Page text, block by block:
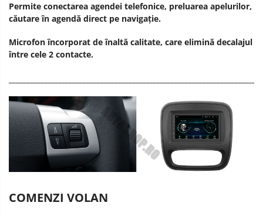
Permite conectarea agendei telefonice, preluarea apelurilor,
căutare în agendă direct pe navigație.
Microfon încorporat de înaltă calitate, care elimină decalajul
între cele 2 contacte.
COMENZI VOLAN